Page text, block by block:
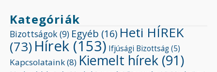
Kategóriák
Bizottságok (9) Egyéb (16) Heti HÍREK
(73)Hírek (153) Ifjúsági Bizottság(5)
Kapcsolataink(8) Kiemelt hírek (91)